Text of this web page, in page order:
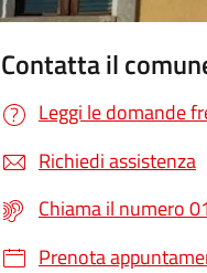
Contatta il
Leggi le domande
Richiedi assistenza
Chiama il numero
Prenota